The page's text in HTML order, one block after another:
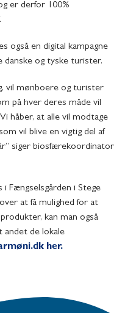
er derfor 100%
også en digital kampagne
danske og tyske turister.
vil mønboere og turister
på hver deres måde vil
håber, at alle vil modtage
vil blive en vigtig del af
siger biosfærekoordinator
Fængselsgården i Stege
at få mulighed for at
kan man også
andet de lokale
her.